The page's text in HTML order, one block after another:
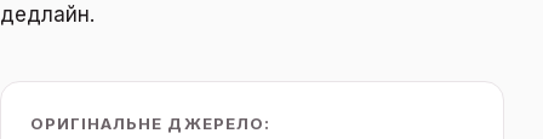
дедлайн.
ОРИГІНАЛЬНЕ ДЖЕРЕЛО: